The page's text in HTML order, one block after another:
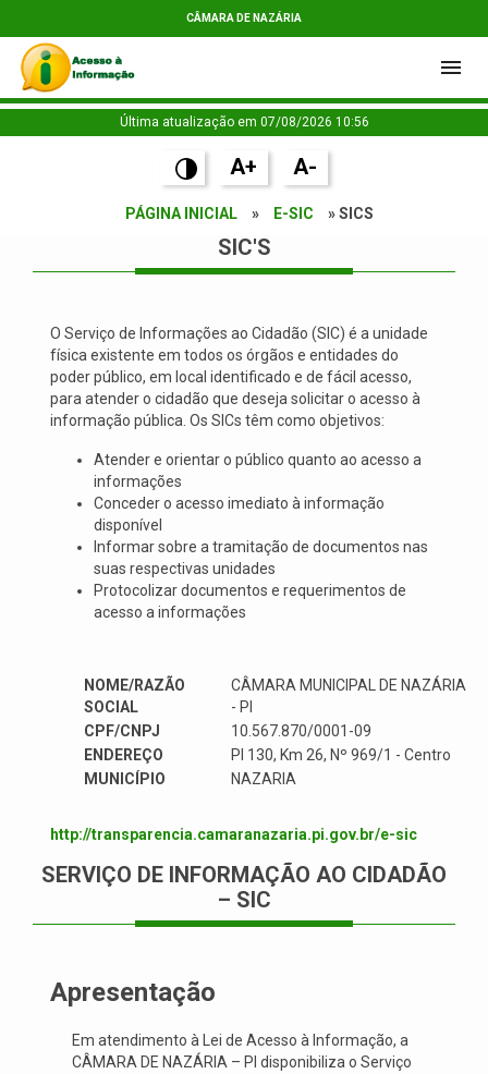
CÂMARA DE NAZÁRIA
Última atualização em 07/08/2026 10:56
A+ A-
PÁGINA INICIAL » E-SIC » SICS
SIC'S
O Serviço de Informações ao Cidadão (SIC) é a unidade
física existente em todos os órgãos e entidades do
poder público, em local identificado e de fácil acesso,
para atender o cidadão que deseja solicitar o acesso à
informação pública. Os SICs têm como objetivos:
Atender e orientar o público quanto ao acesso a
informações
Conceder o acesso imediato à informação
disponível
Informar sobre a tramitação de documentos nas
suas respectivas unidades
Protocolizar documentos e requerimentos de
acesso a informações
NOME/RAZÃO
SOCIAL
CÂMARA MUNICIPAL DE NAZÁRIA
- PI
CPF/CNPJ
10.567.870/0001-09
ENDEREÇO
PI 130, Km 26, Nº 969/1 - Centro
MUNICÍPIO
NAZARIA
http://transparencia.camaranazaria.pi.gov.br/e-sic
SERVIÇO DE INFORMAÇÃO AO CIDADÃO
– SIC
Apresentação
Em atendimento à Lei de Acesso à Informação, a
CÂMARA DE NAZÁRIA – PI disponibiliza o Serviço